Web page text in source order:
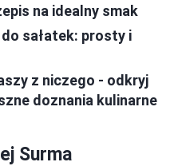
na idealny smak
sałatek: prosty i
z niczego - odkryj
doznania kulinarne
Surma